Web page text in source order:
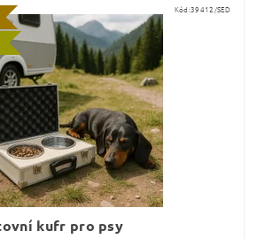
Kód:39412/SED
kufr pro psy